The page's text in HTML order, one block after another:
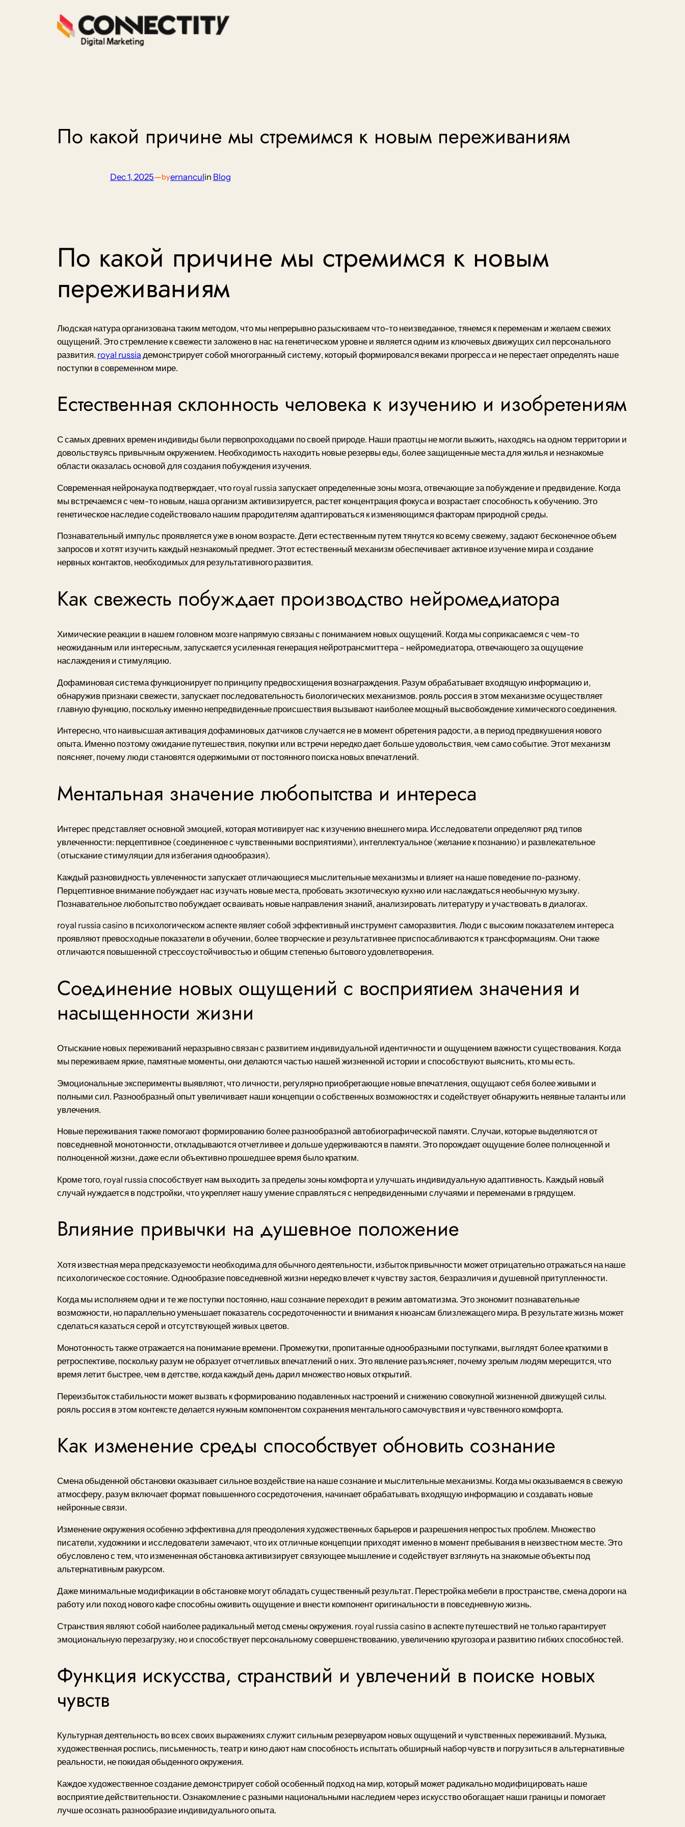
По какой причине мы стремимся к новым переживаниям
Dec 1, 2025—byernanculin Blog
По какой причине мы стремимся к новым
переживаниям
Людская натура организована таким методом, что мы непрерывно разыскиваем что-то неизведанное, тянемся к переменам и желаем свежих
ощущений. Это стремление к свежести заложено в нас на генетическом уровне и является одним из ключевых движущих сил персонального
развития. royal russia демонстрирует собой многогранный систему, который формировался веками прогресса и не перестает определять наше
поступки в современном мире.
Естественная склонность человека к изучению и изобретениям
С самых древних времен индивиды были первопроходцами по своей природе. Наши праотцы не могли выжить, находясь на одном территории и
довольствуясь привычным окружением. Необходимость находить новые резервы еды, более защищенные места для жилья и незнакомые
области оказалась основой для создания побуждения изучения.
Современная нейронаука подтверждает, что royal russia запускает определенные зоны мозга, отвечающие за побуждение и предвидение. Когда
мы встречаемся с чем-то новым, наша организм активизируется, растет концентрация фокуса и возрастает способность к обучению. Это
генетическое наследие содействовало нашим прародителям адаптироваться к изменяющимся факторам природной среды.
Познавательный импульс проявляется уже в юном возрасте. Дети естественным путем тянутся ко всему свежему, задают бесконечное объем
запросов и хотят изучить каждый незнакомый предмет. Этот естественный механизм обеспечивает активное изучение мира и создание
нервных контактов, необходимых для результативного развития.
Как свежесть побуждает производство нейромедиатора
Химические реакции в нашем головном мозге напрямую связаны с пониманием новых ощущений. Когда мы соприкасаемся с чем-то
неожиданным или интересным, запускается усиленная генерация нейротрансмиттера – нейромедиатора, отвечающего за ощущение
наслаждения и стимуляцию.
Дофаминовая система функционирует по принципу предвосхищения вознаграждения. Разум обрабатывает входящую информацию и,
обнаружив признаки свежести, запускает последовательность биологических механизмов. рояль россия в этом механизме осуществляет
главную функцию, поскольку именно непредвиденные происшествия вызывают наиболее мощный высвобождение химического соединения.
Интересно, что наивысшая активация дофаминовых датчиков случается не в момент обретения радости, а в период предвкушения нового
опыта. Именно поэтому ожидание путешествия, покупки или встречи нередко дает больше удовольствия, чем само событие. Этот механизм
поясняет, почему люди становятся одержимыми от постоянного поиска новых впечатлений.
Ментальная значение любопытства и интереса
Интерес представляет основной эмоцией, которая мотивирует нас к изучению внешнего мира. Исследователи определяют ряд типов
увлеченности: перцептивное (соединенное с чувственными восприятиями), интеллектуальное (желание к познанию) и развлекательное
(отыскание стимуляции для избегания однообразия).
Каждый разновидность увлеченности запускает отличающиеся мыслительные механизмы и влияет на наше поведение по-разному.
Перцептивное внимание побуждает нас изучать новые места, пробовать экзотическую кухню или наслаждаться необычную музыку.
Познавательное любопытство побуждает осваивать новые направления знаний, анализировать литературу и участвовать в диалогах.
royal russia casino в психологическом аспекте являет собой эффективный инструмент саморазвития. Люди с высоким показателем интереса
проявляют превосходные показатели в обучении, более творческие и результативнее приспосабливаются к трансформациям. Они также
отличаются повышенной стрессоустойчивостью и общим степенью бытового удовлетворения.
Соединение новых ощущений с восприятием значения и
насыщенности жизни
Отыскание новых переживаний неразрывно связан с развитием индивидуальной идентичности и ощущением важности существования. Когда
мы переживаем яркие, памятные моменты, они делаются частью нашей жизненной истории и способствуют выяснить, кто мы есть.
Эмоциональные эксперименты выявляют, что личности, регулярно приобретающие новые впечатления, ощущают себя более живыми и
полными сил. Разнообразный опыт увеличивает наши концепции о собственных возможностях и содействует обнаружить неявные таланты или
увлечения.
Новые переживания также помогают формированию более разнообразной автобиографической памяти. Случаи, которые выделяются от
повседневной монотонности, откладываются отчетливее и дольше удерживаются в памяти. Это порождает ощущение более полноценной и
полноценной жизни, даже если объективно прошедшее время было кратким.
Кроме того, royal russia способствует нам выходить за пределы зоны комфорта и улучшать индивидуальную адаптивность. Каждый новый
случай нуждается в подстройки, что укрепляет нашу умение справляться с непредвиденными случаями и переменами в грядущем.
Влияние привычки на душевное положение
Хотя известная мера предсказуемости необходима для обычного деятельности, избыток привычности может отрицательно отражаться на наше
психологическое состояние. Однообразие повседневной жизни нередко влечет к чувству застоя, безразличия и душевной притупленности.
Когда мы исполняем одни и те же поступки постоянно, наш сознание переходит в режим автоматизма. Это экономит познавательные
возможности, но параллельно уменьшает показатель сосредоточенности и внимания к нюансам близлежащего мира. В результате жизнь может
сделаться казаться серой и отсутствующей живых цветов.
Монотонность также отражается на понимание времени. Промежутки, пропитанные однообразными поступками, выглядят более краткими в
ретроспективе, поскольку разум не образует отчетливых впечатлений о них. Это явление разъясняет, почему зрелым людям мерещится, что
время летит быстрее, чем в детстве, когда каждый день дарил множество новых открытий.
Переизбыток стабильности может вызвать к формированию подавленных настроений и снижению совокупной жизненной движущей силы.
рояль россия в этом контексте делается нужным компонентом сохранения ментального самочувствия и чувственного комфорта.
Как изменение среды способствует обновить сознание
Смена обыденной обстановки оказывает сильное воздействие на наше сознание и мыслительные механизмы. Когда мы оказываемся в свежую
атмосферу, разум включает формат повышенного сосредоточения, начинает обрабатывать входящую информацию и создавать новые
нейронные связи.
Изменение окружения особенно эффективна для преодоления художественных барьеров и разрешения непростых проблем. Множество
писатели, художники и исследователи замечают, что их отличные концепции приходят именно в момент пребывания в неизвестном месте. Это
обусловлено с тем, что измененная обстановка активизирует связующее мышление и содействует взглянуть на знакомые объекты под
альтернативным ракурсом.
Даже минимальные модификации в обстановке могут обладать существенный результат. Перестройка мебели в пространстве, смена дороги на
работу или поход нового кафе способны оживить ощущение и внести компонент оригинальности в повседневную жизнь.
Странствия являют собой наиболее радикальный метод смены окружения. royal russia casino в аспекте путешествий не только гарантирует
эмоциональную перезагрузку, но и способствует персональному совершенствованию, увеличению кругозора и развитию гибких способностей.
Функция искусства, странствий и увлечений в поиске новых
чувств
Культурная деятельность во всех своих выражениях служит сильным резервуаром новых ощущений и чувственных переживаний. Музыка,
художественная роспись, письменность, театр и кино дают нам способность испытать обширный набор чувств и погрузиться в альтернативные
реальности, не покидая обыденного окружения.
Каждое художественное создание демонстрирует собой особенный подход на мир, который может радикально модифицировать наше
восприятие действительности. Ознакомление с разными национальными наследием через искусство обогащает наши границы и помогает
лучше осознать разнообразие индивидуального опыта.